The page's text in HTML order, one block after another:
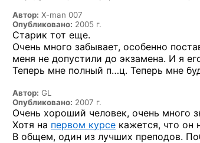
Автор: X-man 007
Опубликовано: 2005 г.
Старик тот еще.
Очень много забывает, особенно
меня не допустили до экзамена. И я
Теперь мне полный п…ц. Теперь мне
Автор: GL
Опубликовано: 2007 г.
Очень хороший человек, очень много
Хотя на первом курсе кажется, что он
В общем, один из лучших преподов.